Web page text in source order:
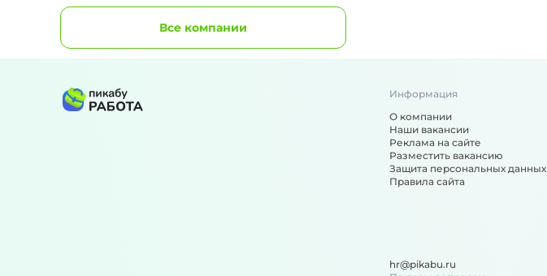
Все компании
Информация
О компании
Наши вакансии
Реклама на сайте
Разместить вакансию
Защита персональных данных
Правила сайта
hr@pikabu.ru